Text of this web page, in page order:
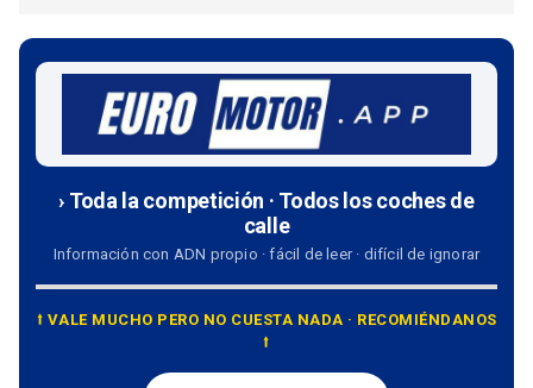
› Toda la competición · Todos los coches de
calle
Información con ADN propio · fácil de leer · difícil de ignorar
⭡ VALE MUCHO PERO NO CUESTA NADA · RECOMIÉNDANOS
⭡